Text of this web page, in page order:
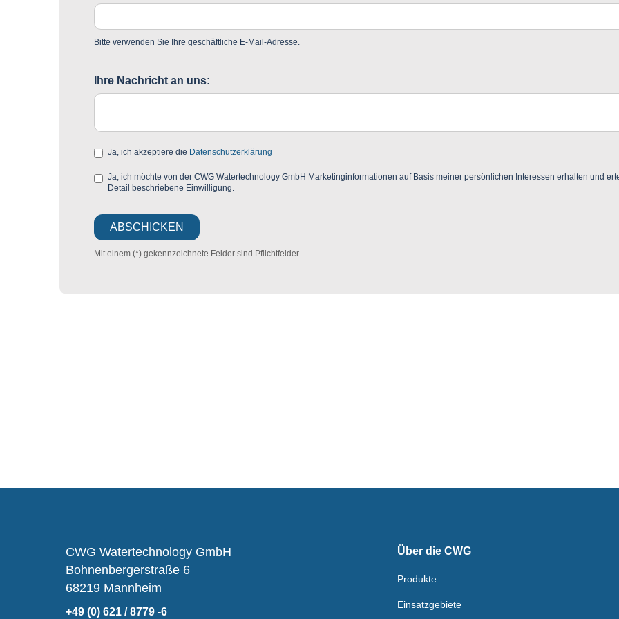
Bitte verwenden Sie Ihre geschäftliche E-Mail-Adresse.
Ihre Nachricht an uns:
Ja, ich akzeptiere die Datenschutzerklärung
Ja, ich möchte von der CWG Watertechnology GmbH Marketinginformationen auf Basis meiner persönlichen Interessen erhalten und
Detail beschriebene Einwilligung.
Mit einem (*) gekennzeichnete Felder sind Pflichtfelder.
CWG Watertechnology GmbH
Bohnenbergerstraße 6
68219 Mannheim
+49 (0) 621 / 8779 -6
Über die CWG
Produkte
Einsatzgebiete